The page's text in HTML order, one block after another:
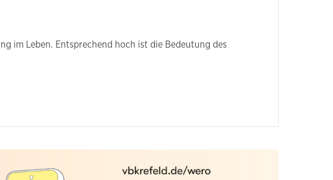
im Leben. Entsprechend hoch ist die Bedeutung des